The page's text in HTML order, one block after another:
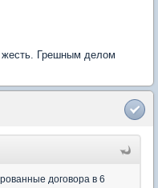
Грешным делом
договора в 6